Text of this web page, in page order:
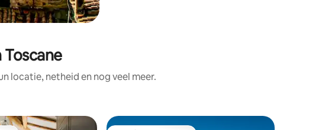
locatie, netheid en nog veel meer.